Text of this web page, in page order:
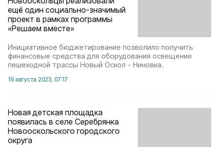
ещё один социально-значимый
проект в рамках программы
«Решаем вместе»
Инициативное бюджетирование позволило получить
финансовые средства для оборудования освещения
пешеходной трассы Новый Оскол - Ниновка.
19 августа 2023, 07:17
Новая детская площадка
появилась в селе Серебрянка
Новооскольского городского
округа